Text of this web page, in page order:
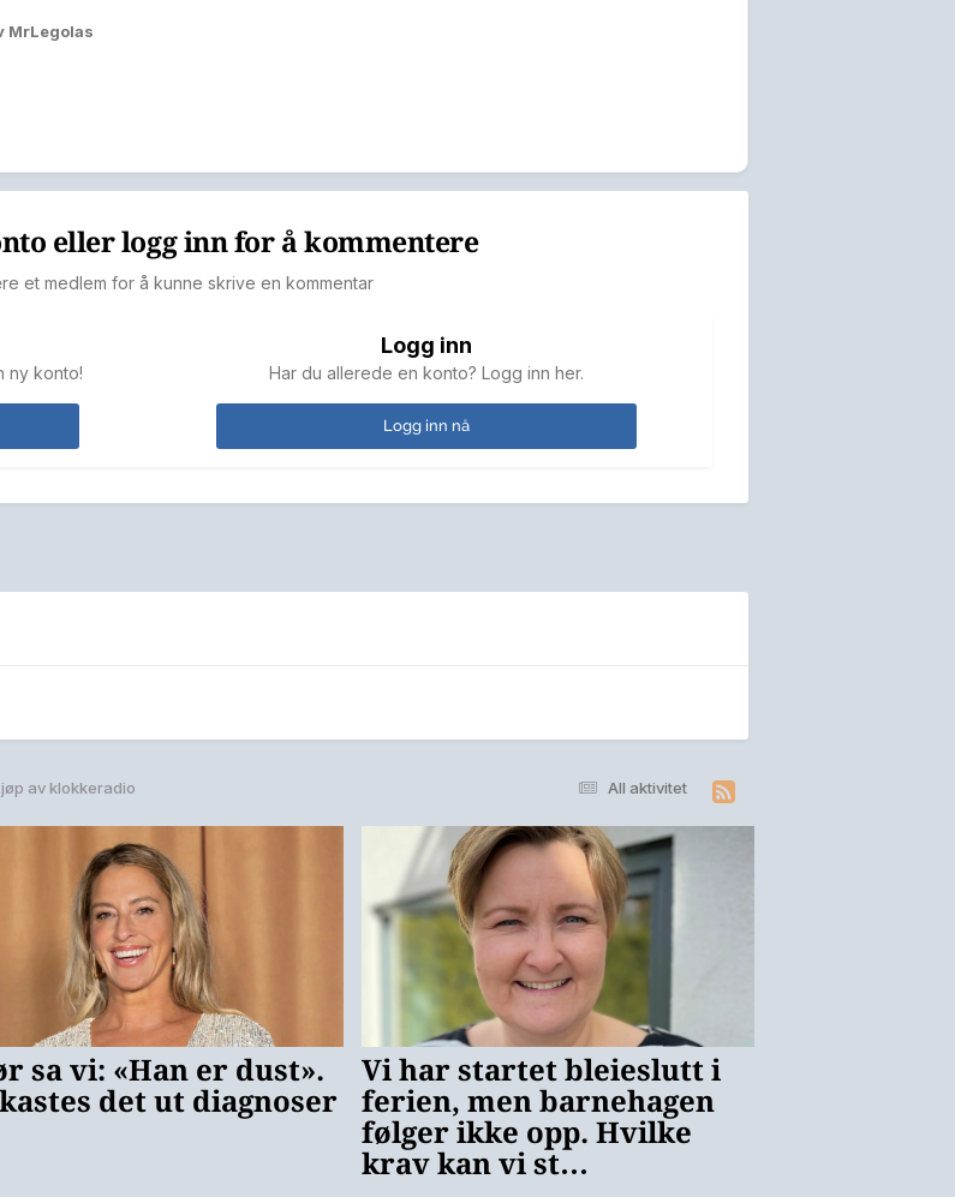
MrLegolas
eller logg inn for å kommentere
et medlem for å kunne skrive en kommentar
ny konto!
Logg inn
Har du allerede en konto? Logg inn her.
Logg inn nå
All aktivitet
av klokkeradio